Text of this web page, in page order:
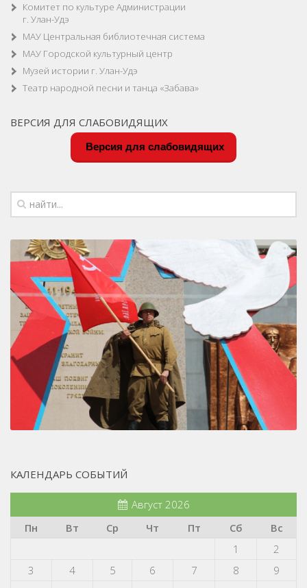
Комитет по культуре Администрации
г. Улан-Удэ
МАУ Центральная библиотечная система
МАУ Городской культурный центр
Музей истории г. Улан-Удэ
Театр народной песни и танца «Забава»
ВЕРСИЯ ДЛЯ СЛАБОВИДЯЩИХ
Версия для слабовидящих
КАЛЕНДАРЬ СОБЫТИЙ
Август 2026
Пн
Вт Ср Чт Пт Сб
Вс
1
2
3
4 5 6 7 8
9